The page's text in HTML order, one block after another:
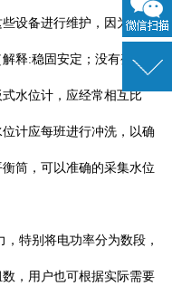
设备进行维护，因为只有
释:稳固安定；没有变动)
水位计，应经常相互比
计应每班进行冲洗，以确
筒，可以准确的采集水位
特别将电功率分为数段，
，用户也可根据实际需要